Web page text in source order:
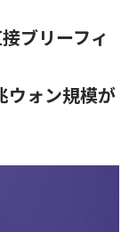
u
n
ブリーフィ
ウォン規模が